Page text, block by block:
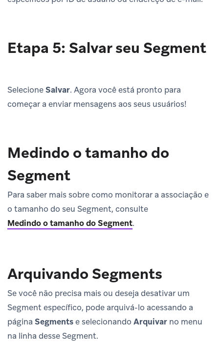
Etapa 5: Salvar seu Segment
SelecioneSalvar. Agora você está pronto para
começar a enviar mensagens aos seus usuários!
Medindo o tamanho do
Segment
Para saber mais sobre como monitorar a associação e
o tamanho do seu Segment, consulte
Medindo o tamanho do Segment.
Arquivando Segments
Se você não precisa mais ou deseja desativar um
Segment específico, pode arquivá-lo acessando a
página Segmentse selecionando Arquivar no menu
na linha desse Segment.